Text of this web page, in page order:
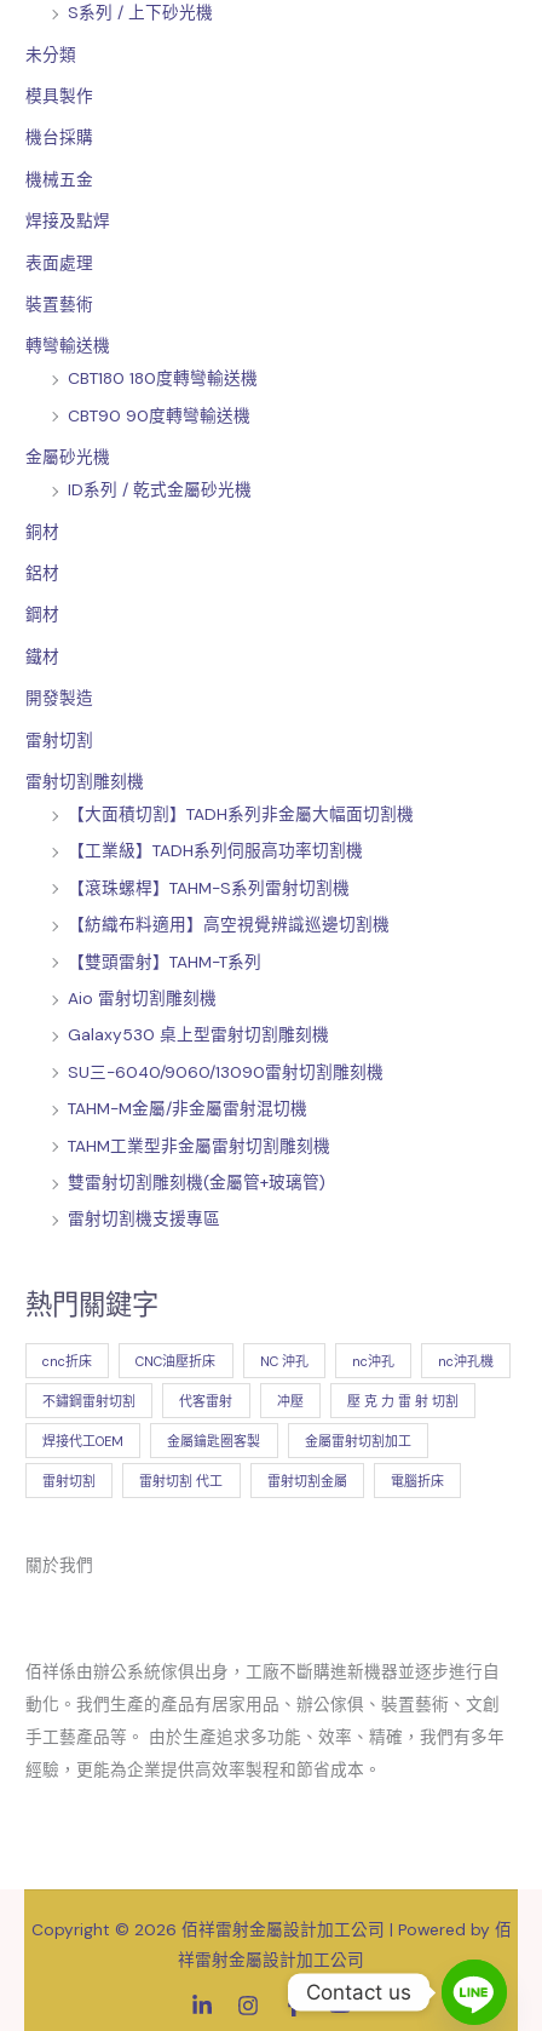
S系列 / 上下砂光機
未分類
模具製作
機台採購
機械五金
焊接及點焊
表面處理
裝置藝術
轉彎輸送機
CBT180 180度轉彎輸送機
CBT90 90度轉彎輸送機
金屬砂光機
ID系列 / 乾式金屬砂光機
銅材
鋁材
鋼材
鐵材
開發製造
雷射切割
雷射切割雕刻機
【大面積切割】TADH系列非金屬大幅面切割機
【工業級】TADH系列伺服高功率切割機
【滾珠螺桿】TAHM-S系列雷射切割機
【紡織布料適用】高空視覺辨識巡邊切割機
【雙頭雷射】TAHM-T系列
Aio 雷射切割雕刻機
Galaxy530 桌上型雷射切割雕刻機
SU三-6040/9060/13090雷射切割雕刻機
TAHM-M金屬/非金屬雷射混切機
TAHM工業型非金屬雷射切割雕刻機
雙雷射切割雕刻機(金屬管+玻璃管)
雷射切割機支援專區
熱門關鍵字
cnc折床 CNC油壓折床 NC 沖孔 nc沖孔 nc沖孔機
不鏽鋼雷射切割 代客雷射 冲壓 壓 克 力 雷 射 切割
焊接代工OEM 金屬鑰匙圈客製 金屬雷射切割加工
雷射切割 雷射切割 代工 雷射切割金屬 電腦折床
關於我們
佰祥係由辦公系統傢俱出身，工廠不斷購進新機器並逐步進行自
動化。我們生產的產品有居家用品、辦公傢俱、裝置藝術、文創
手工藝產品等。 由於生產追求多功能、效率、精確，我們有多年
經驗，更能為企業提供高效率製程和節省成本。
Copyright © 2026 佰祥雷射金屬設計加工公司 | Powered by 佰
祥雷射金屬設計加工公司
Contact us